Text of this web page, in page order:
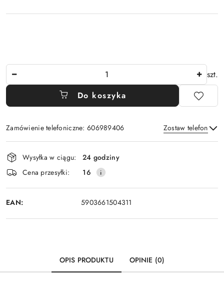
szt.
Do koszyka
Zamówienie telefoniczne: 606989406 Zostaw telefon
Wyślij
Dostępność
i
dostawa
Wysyłka w ciągu:
24 godziny
Cena przesyłki:
16
EAN: 5903661504311
OPIS PRODUKTU OPINIE (0)